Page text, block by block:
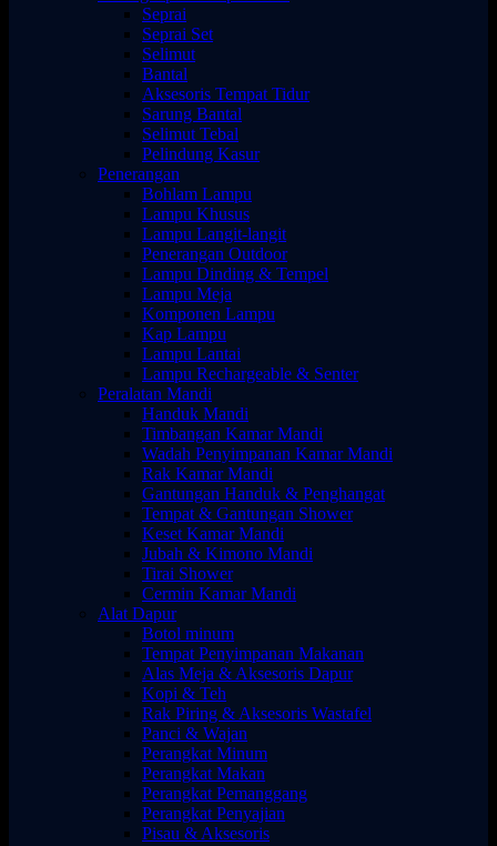
Seprai
Seprai Set
Selimut
Bantal
Aksesoris Tempat Tidur
Sarung Bantal
Selimut Tebal
Pelindung Kasur
Penerangan
Bohlam Lampu
Lampu Khusus
Lampu Langit-langit
Penerangan Outdoor
Lampu Dinding & Tempel
Lampu Meja
Komponen Lampu
Kap Lampu
Lampu Lantai
Lampu Rechargeable & Senter
Peralatan Mandi
Handuk Mandi
Timbangan Kamar Mandi
Wadah Penyimpanan Kamar Mandi
Rak Kamar Mandi
Gantungan Handuk & Penghangat
Tempat & Gantungan Shower
Keset Kamar Mandi
Jubah & Kimono Mandi
Tirai Shower
Cermin Kamar Mandi
Alat Dapur
Botol minum
Tempat Penyimpanan Makanan
Alas Meja & Aksesoris Dapur
Kopi & Teh
Rak Piring & Aksesoris Wastafel
Panci & Wajan
Perangkat Minum
Perangkat Makan
Perangkat Pemanggang
Perangkat Penyajian
Pisau & Aksesoris